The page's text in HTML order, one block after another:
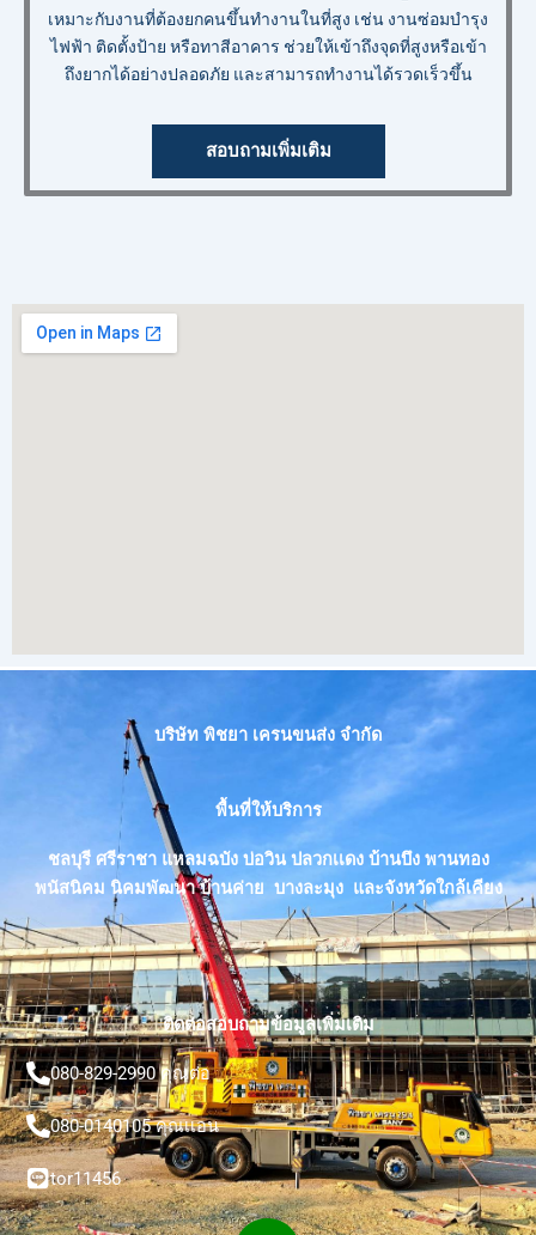
เหมาะกับงานที่ต้องยกคนขึ้นทำงานในที่สูง เช่น งานซ่อมบำรุง
ไฟฟ้า ติดตั้งป้าย หรือทาสีอาคาร ช่วยให้เข้าถึงจุดที่สูงหรือเข้า
ถึงยากได้อย่างปลอดภัย และสามารถทำงานได้รวดเร็วขึ้น
สอบถามเพิ่มเติม
บริษัท พิชยา เครนขนส่ง จำกัด
พื้นที่ให้บริการ
ชลบุรี ศรีราชา แหลมฉบัง บ่อวิน ปลวกเเดง บ้านบึง พานทอง
พนัสนิคม นิคมพัฒนา บ้านค่าย บางละมุง และจังหวัดใกล้เคียง
ติดต่อสอบถามข้อมูลเพิ่มเติม
080-829-2990 คุณต่อ
080-0140105 คุณเเอน
tor11456